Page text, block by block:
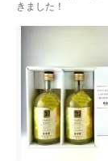
きました！